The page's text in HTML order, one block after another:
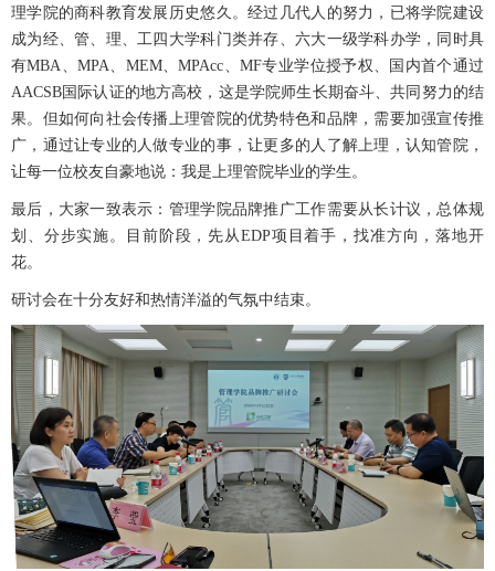
理学院的商科教育发展历史悠久。经过几代人的努力，已将学院建设
成为经、管、理、工四大学科门类并存、六大一级学科办学，同时具
有MBA、MPA、MEM、MPAcc、MF专业学位授予权、国内首个通过
AACSB国际认证的地方高校，这是学院师生长期奋斗、共同努力的结
果。但如何向社会传播上理管院的优势特色和品牌，需要加强宣传推
广，通过让专业的人做专业的事，让更多的人了解上理，认知管院，
让每一位校友自豪地说：我是上理管院毕业的学生。
最后，大家一致表示：管理学院品牌推广工作需要从长计议，总体规
划、分步实施。目前阶段，先从EDP项目着手，找准方向，落地开
花。
研讨会在十分友好和热情洋溢的气氛中结束。